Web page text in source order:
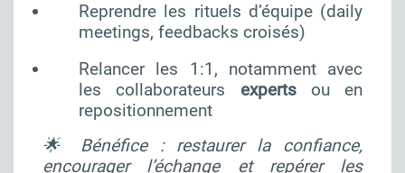
Reprendre les rituels d’équipe (daily
meetings, feedbacks croisés)
Relancer les 1:1, notamment avec
les collaborateurs experts ou en
repositionnement
🌟 Bénéfice : restaurer la confiance,
encourager l’échange et repérer les